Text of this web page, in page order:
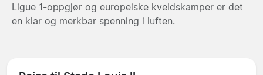
Ligue 1-oppgjør og europeiske kveldskamper er det
en klar og merkbar spenning i luften.